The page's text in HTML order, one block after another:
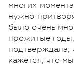
многих
нужно
было очень
прожитые
подтверждала,
кажется, что